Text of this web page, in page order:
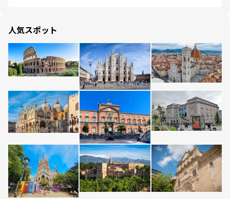
人気スポット